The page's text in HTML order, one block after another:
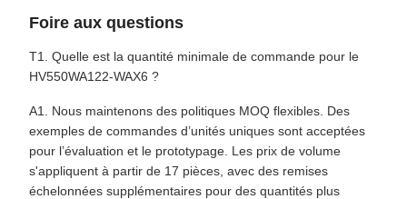
Foire aux questions
T1. Quelle est la quantité minimale de commande pour le
HV550WA122-WAX6 ?
A1. Nous maintenons des politiques MOQ flexibles. Des
exemples de commandes d’unités uniques sont acceptées
pour l’évaluation et le prototypage. Les prix de volume
s'appliquent à partir de 17 pièces, avec des remises
échelonnées supplémentaires pour des quantités plus